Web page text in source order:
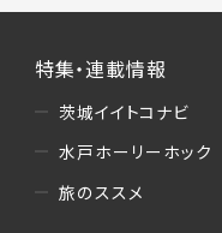
特集・連載情報
茨城イイトコナビ
水戸ホーリーホック
旅のススメ